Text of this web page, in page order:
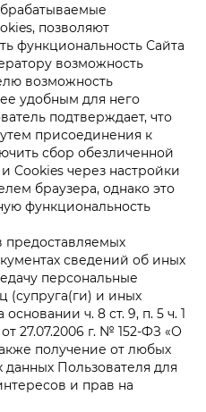
позволяют
функциональность Сайта
возможность
возможность
удобным для него
подтверждает, что
присоединения к
сбор обезличенной
Cookies через настройки
браузера, однако это
функциональность
предоставляемых
сведений об иных
персональные
(супруга(ги) и иных
ч. 8 ст. 9, п. 5 ч. 1
27.07.2006 г. № 152-ФЗ «О
получение от любых
Пользователя для
и прав на